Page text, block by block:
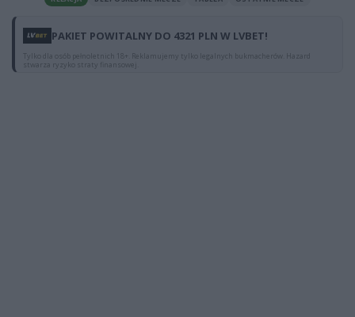
PAKIET POWITALNY DO 4321 PLN W LVBET!
Tylko dla osób pełnoletnich 18+. Reklamujemy tylko legalnych bukmacherów. Hazard
stwarza ryzyko straty finansowej.